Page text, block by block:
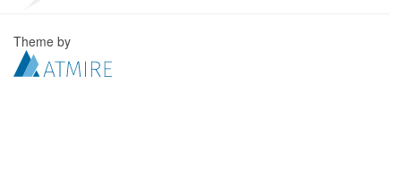
Theme by